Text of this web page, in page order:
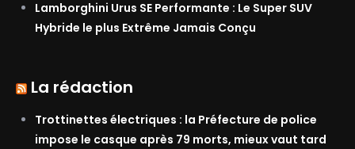
Lamborghini Urus SE Performante : Le Super SUV
Hybride le plus Extrême Jamais Conçu
La rédaction
Trottinettes électriques : la Préfecture de police
impose le casque après 79 morts, mieux vaut tard